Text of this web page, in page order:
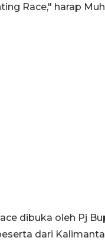
Race," harap
dibuka oleh Pj
dari